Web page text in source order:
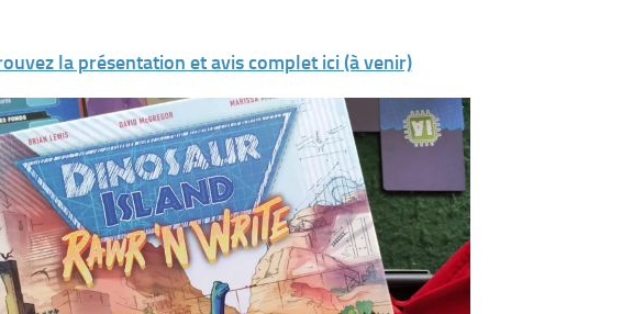
la présentation et avis complet ici (à venir)